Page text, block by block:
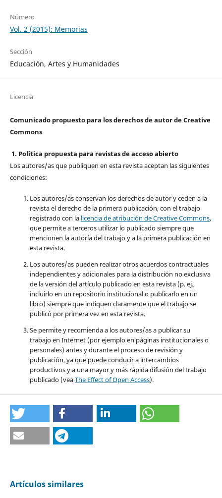
Número
Vol. 2 (2015): Memorias
Sección
Educación, Artes y Humanidades
Licencia
Comunicado propuesto para los derechos de autor de Creative
Commons
1. Política propuesta para revistas de acceso abierto
Los autores/as que publiquen en esta revista aceptan las siguientes
condiciones:
Los autores/as conservan los derechos de autor y ceden a la
revista el derecho de la primera publicación, con el trabajo
registrado con la licencia de atribución de Creative Commons,
que permite a terceros utilizar lo publicado siempre que
mencionen la autoría del trabajo y a la primera publicación en
esta revista.
Los autores/as pueden realizar otros acuerdos contractuales
independientes y adicionales para la distribución no exclusiva
de la versión del artículo publicado en esta revista (p. ej.,
incluirlo en un repositorio institucional o publicarlo en un
libro) siempre que indiquen claramente que el trabajo se
publicó por primera vez en esta revista.
Se permite y recomienda a los autores/as a publicar su
trabajo en Internet (por ejemplo en páginas institucionales o
personales) antes y durante el proceso de revisión y
publicación, ya que puede conducir a intercambios
productivos y a una mayor y más rápida difusión del trabajo
publicado (veaThe Effect of Open Access).
Artículos similares